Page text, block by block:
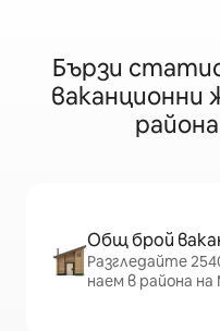
Бързи
ваканционни
Общ брой
Разгледайте
наем в района